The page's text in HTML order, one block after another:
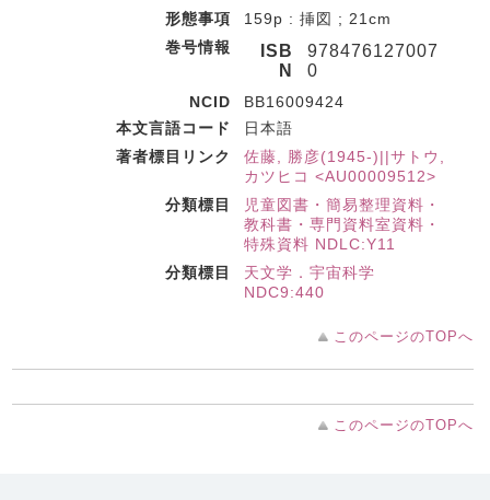
形態事項
159p : 挿図 ; 21cm
巻号情報
ISB
N
978476127007
0
NCID
BB16009424
本文言語コード
日本語
著者標目リンク
佐藤, 勝彦(1945-)||サトウ,
カツヒコ <AU00009512>
分類標目
児童図書・簡易整理資料・
教科書・専門資料室資料・
特殊資料 NDLC:Y11
分類標目
天文学．宇宙科学
NDC9:440
このページのTOPへ
このページのTOPへ